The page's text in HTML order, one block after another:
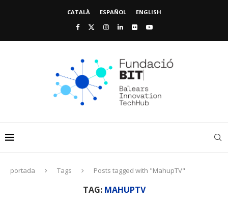
CATALÀ ESPAÑOL ENGLISH
portada Tags Posts tagged with "MahupTV"
TAG: MAHUPTV